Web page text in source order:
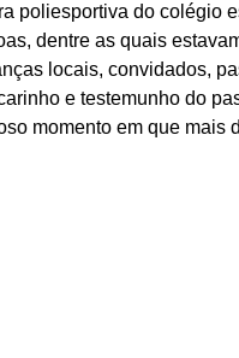
poliesportiva do colégio
dentre as quais
locais, convidados,
e testemunho do
momento em que mais